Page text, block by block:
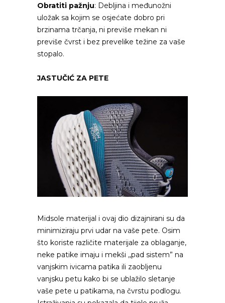
Obratiti pažnju: Debljina i međunožni
uložak sa kojim se osjećate dobro pri
brzinama trčanja, ni previše mekan ni
previše čvrst i bez prevelike težine za vaše
stopalo.
JASTUČIĆ ZA PETE
Midsole materijal i ovaj dio dizajnirani su da
minimiziraju prvi udar na vaše pete. Osim
što koriste različite materijale za oblaganje,
neke patike imaju i mekši ,,pad sistem” na
vanjskim ivicama patika ili zaobljenu
vanjsku petu kako bi se ublažilo sletanje
vaše pete u patikama, na čvrstu podlogu.